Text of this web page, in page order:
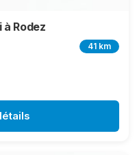
Rodez
41 km